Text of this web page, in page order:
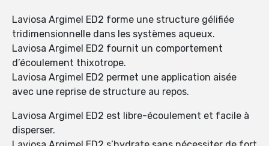
Laviosa Argimel ED2 forme une structure gélifiée
tridimensionnelle dans les systèmes aqueux.
Laviosa Argimel ED2 fournit un comportement
d’écoulement thixotrope.
Laviosa Argimel ED2 permet une application aisée
avec une reprise de structure au repos.
Laviosa Argimel ED2 est libre-écoulement et facile à
disperser.